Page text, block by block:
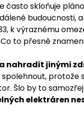
často skloňuje
budoucnosti,
k výraznému
to přesně
nahradit jinými
Šlo by to
elektráren